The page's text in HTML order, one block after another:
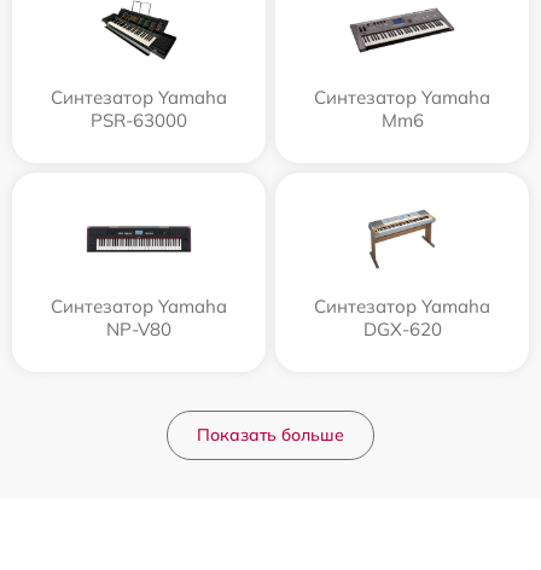
Синтезатор Yamaha
PSR-63000
Синтезатор Yamaha
Mm6
Синтезатор Yamaha
NP-V80
Синтезатор Yamaha
DGX-620
Показать больше